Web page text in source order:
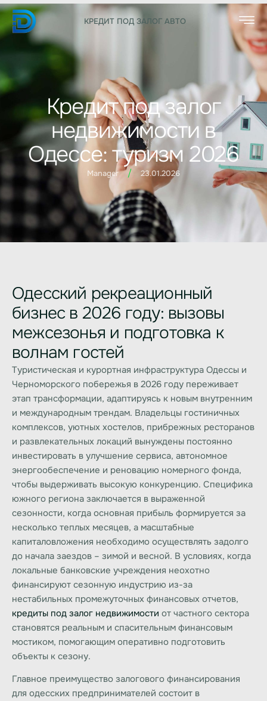
КРЕДИТ ПОД ЗАЛОГ АВТО
Кредит под залог
недвижимости в
Одессе: туризм 2026
Manager / 23.01.2026
Одесский рекреационный
бизнес в 2026 году: вызовы
межсезонья и подготовка к
волнам гостей
Туристическая и курортная инфраструктура Одессы и
Черноморского побережья в 2026 году переживает
этап трансформации, адаптируясь к новым внутренним
и международным трендам. Владельцы гостиничных
комплексов, уютных хостелов, прибрежных ресторанов
и развлекательных локаций вынуждены постоянно
инвестировать в улучшение сервиса, автономное
энергообеспечение и реновацию номерного фонда,
чтобы выдерживать высокую конкуренцию. Специфика
южного региона заключается в выраженной
сезонности, когда основная прибыль формируется за
несколько теплых месяцев, а масштабные
капиталовложения необходимо осуществлять задолго
до начала заездов – зимой и весной. В условиях, когда
локальные банковские учреждения неохотно
финансируют сезонную индустрию из-за
нестабильных промежуточных финансовых отчетов,
кредиты под залог недвижимости от частного сектора
становятся реальным и спасительным финансовым
мостиком, помогающим оперативно подготовить
объекты к сезону.
Главное преимущество залогового финансирования
для одесских предпринимателей состоит в